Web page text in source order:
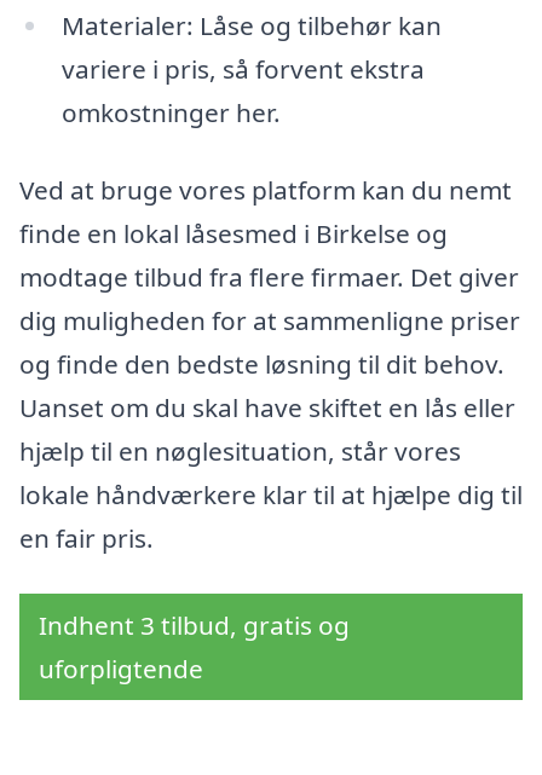
Materialer: Låse og tilbehør kan
variere i pris, så forvent ekstra
omkostninger her.
Ved at bruge vores platform kan du nemt
finde en lokal låsesmed i Birkelse og
modtage tilbud fra flere firmaer. Det giver
dig muligheden for at sammenligne priser
og finde den bedste løsning til dit behov.
Uanset om du skal have skiftet en lås eller
hjælp til en nøglesituation, står vores
lokale håndværkere klar til at hjælpe dig til
en fair pris.
Indhent 3 tilbud, gratis og
uforpligtende